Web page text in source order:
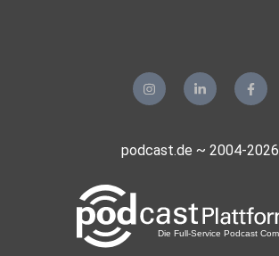
podcast.de ~ 2004-2026